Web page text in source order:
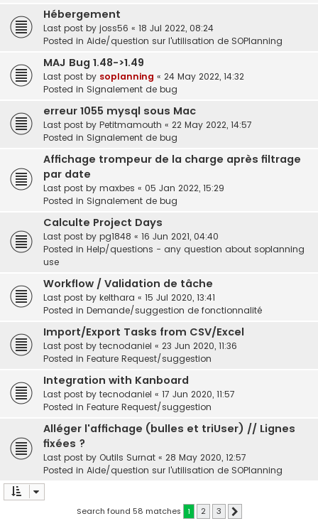
Hébergement
Last post by joss56 « 18 Jul 2022, 08:24
Posted in Aide/question sur l'utilisation de SOPlanning
MAJ Bug 1.48->1.49
Last post by soplanning « 24 May 2022, 14:32
Posted in Signalement de bug
erreur 1055 mysql sous Mac
Last post by Petitmamouth « 22 May 2022, 14:57
Posted in Signalement de bug
Affichage trompeur de la charge après filtrage
par date
Last post by maxbes « 05 Jan 2022, 15:29
Posted in Signalement de bug
Calculte Project Days
Last post by pg1848 « 16 Jun 2021, 04:40
Posted in Help/questions - any question about soplanning
use
Workflow / Validation de tâche
Last post by kelthara « 15 Jul 2020, 13:41
Posted in Demande/suggestion de fonctionnalité
Import/Export Tasks from CSV/Excel
Last post by tecnodaniel « 23 Jun 2020, 11:36
Posted in Feature Request/suggestion
Integration with Kanboard
Last post by tecnodaniel « 17 Jun 2020, 11:57
Posted in Feature Request/suggestion
Alléger l'affichage (bulles et triUser) // Lignes
fixées ?
Last post by Outils Surnat « 28 May 2020, 12:57
Posted in Aide/question sur l'utilisation de SOPlanning
Search found 58 matches 1 2 3